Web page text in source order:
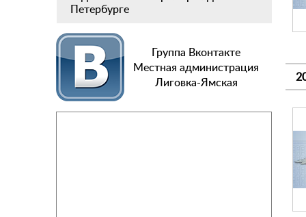
Петербурге
Группа Вконтакте
Местная администрация
Лиговка-Ямская